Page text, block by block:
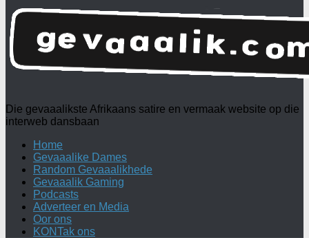
Die gevaaalikste Afrikaans satire en vermaak website op die
interweb dansbaan
Home
Gevaaalike Dames
Random Gevaaalikhede
Gevaaalik Gaming
Podcasts
Adverteer en Media
Oor ons
KONTak ons